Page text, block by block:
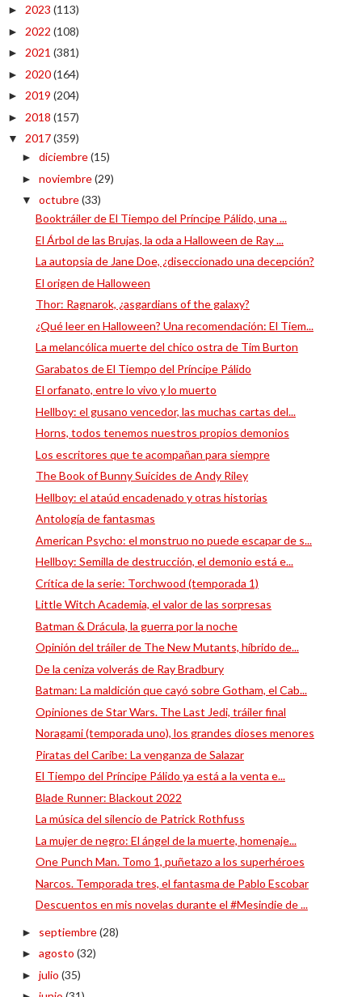
► 2023 (113)
► 2022 (108)
► 2021 (381)
► 2020(164)
► 2019 (204)
► 2018 (157)
▼ 2017(359)
► diciembre(15)
► noviembre(29)
▼ octubre(33)
Booktráiler de El Tiempo del Príncipe Pálido, una ...
El Árbol de las Brujas, la oda a Halloween de Ray ...
La autopsia de Jane Doe, ¿diseccionado una decepción?
El origen de Halloween
Thor: Ragnarok, ¿asgardians of the galaxy?
¿Qué leer en Halloween? Una recomendación: El Tiem...
La melancólica muerte del chico ostra de Tim Burton
Garabatos de El Tiempo del Príncipe Pálido
El orfanato, entre lo vivo y lo muerto
Hellboy: el gusano vencedor, las muchas cartas del...
Horns, todos tenemos nuestros propios demonios
Los escritores que te acompañan para siempre
The Book of Bunny Suicides de Andy Riley
Hellboy: el ataúd encadenado y otras historias
Antología de fantasmas
American Psycho: el monstruo no puede escapar de s...
Hellboy: Semilla de destrucción, el demonio está e...
Crítica de la serie: Torchwood (temporada 1)
Little Witch Academia, el valor de las sorpresas
Batman & Drácula, la guerra por la noche
Opinión del tráiler de The New Mutants, híbrido de...
De la ceniza volverás de Ray Bradbury
Batman: La maldición que cayó sobre Gotham, el Cab...
Opiniones de Star Wars. The Last Jedi, tráiler final
Noragami (temporada uno), los grandes dioses menores
Piratas del Caribe: La venganza de Salazar
El Tiempo del Príncipe Pálido ya está a la venta e...
Blade Runner: Blackout 2022
La música del silencio de Patrick Rothfuss
La mujer de negro: El ángel de la muerte, homenaje...
One Punch Man. Tomo 1, puñetazo a los superhéroes
Narcos. Temporada tres, el fantasma de Pablo Escobar
Descuentos en mis novelas durante el #Mesindie de ...
► septiembre(28)
► agosto (32)
► julio (35)